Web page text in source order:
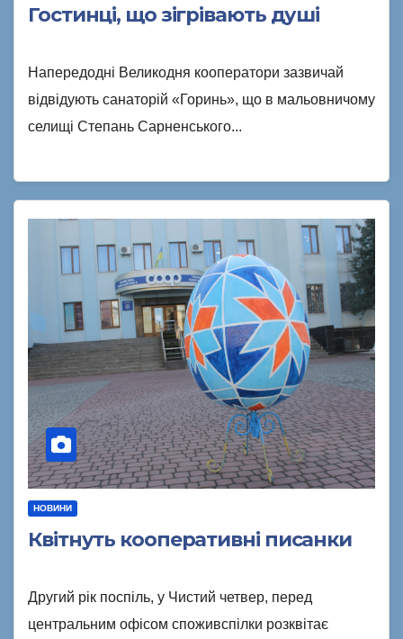
Гостинці, що зігрівають душі
Напередодні Великодня кооператори зазвичай
відвідують санаторій «Горинь», що в мальовничому
селищі Степань Сарненського...
НОВИНИ
Квітнуть кооперативні писанки
Другий рік поспіль, у Чистий четвер, перед
центральним офісом споживспілки розквітає